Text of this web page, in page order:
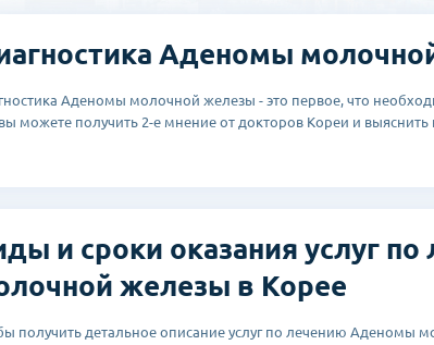
Аденомы
Аденомы молочной железы - это первое, что
можете получить 2-е мнение от докторов Кореи и выяснить
и сроки оказания услуг
железы в Корее
получить детальное описание услуг по лечению Аденомы